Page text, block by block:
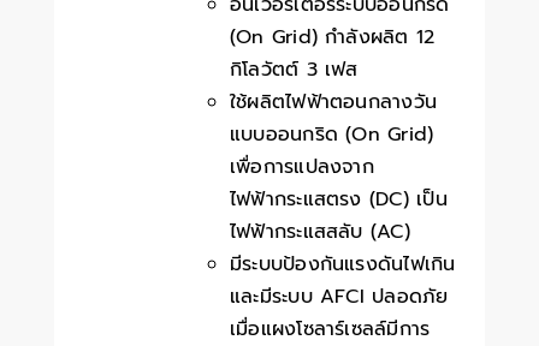
(On Grid) กำลังผลิต 12
กิโลวัตต์ 3 เฟส
ใช้ผลิตไฟฟ้าตอนกลางวัน
แบบออนกริด (On Grid)
เพื่อการแปลงจาก
ไฟฟ้ากระแสตรง (DC) เป็น
ไฟฟ้ากระแสสลับ (AC)
มีระบบป้องกันแรงดันไฟเกิน
และมีระบบ AFCI ปลอดภัย
เมื่อแผงโซลาร์เซลล์มีการ